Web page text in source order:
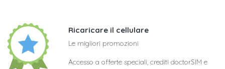
Ricaricare il cellulare
Le migliori promozioni
Accesso a offerte speciali, crediti doctorSIM e